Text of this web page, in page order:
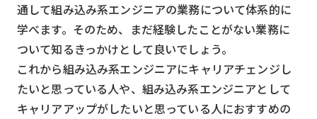
通して組み込み系エンジニアの業務について体系的に
学べます。そのため、まだ経験したことがない業務に
ついて知るきっかけとして良いでしょう。
これから組み込み系エンジニアにキャリアチェンジし
たいと思っている人や、組み込み系エンジニアとして
キャリアアップがしたいと思っている人におすすめの